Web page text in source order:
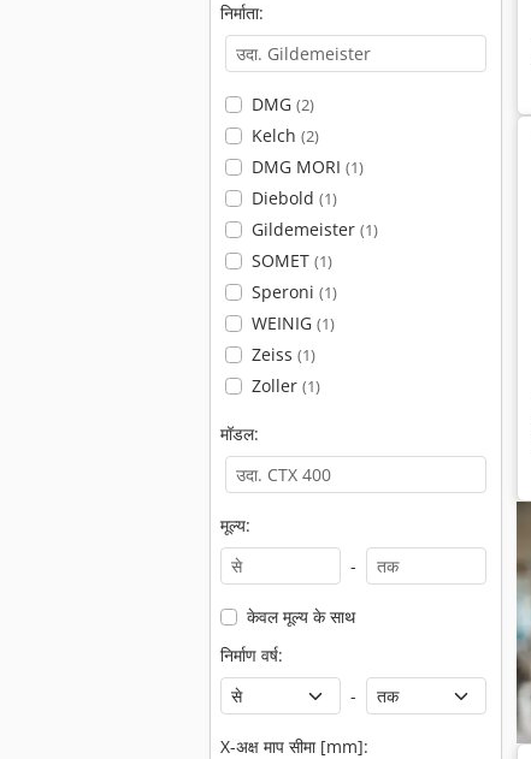
निर्माता:
DMG (2)
Kelch (2)
DMG MORI (1)
Diebold (1)
Gildemeister (1)
SOMET (1)
Speroni (1)
WEINIG (1)
Zeiss (1)
Zoller (1)
मॉडल:
मूल्य:
-
केवल मूल्य के साथ
निर्माण वर्ष:
-
X-अक्ष माप सीमा [mm]: